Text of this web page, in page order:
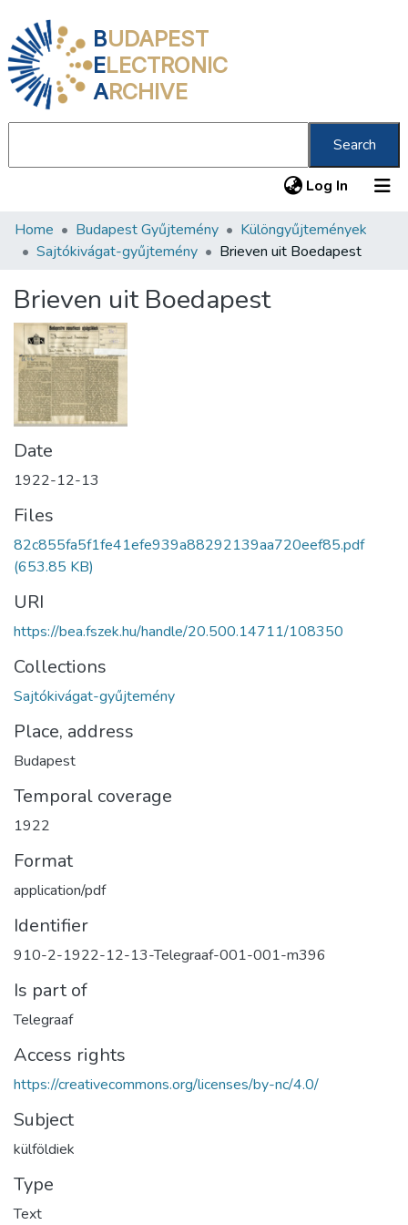
BUDAPEST
ELECTRONIC
ARCHIVE
Search
Log In (current)
Communities & Collections
Statistics
About us
Home Budapest Gyűjtemény
Különgyűjtemények
Sajtókivágat-gyűjtemény
Brieven uit Boedapest
Brieven uit Boedapest
Date
1922-12-13
Files
82c855fa5f1fe41efe939a88292139aa720eef85.pdf
(653.85 KB)
URI
https://bea.fszek.hu/handle/20.500.14711/108350
Collections
Sajtókivágat-gyűjtemény
Place, address
Budapest
Temporal coverage
1922
Format
application/pdf
Identifier
910-2-1922-12-13-Telegraaf-001-001-m396
Is part of
Telegraaf
Access rights
https://creativecommons.org/licenses/by-nc/4.0/
Subject
külföldiek
Type
Text